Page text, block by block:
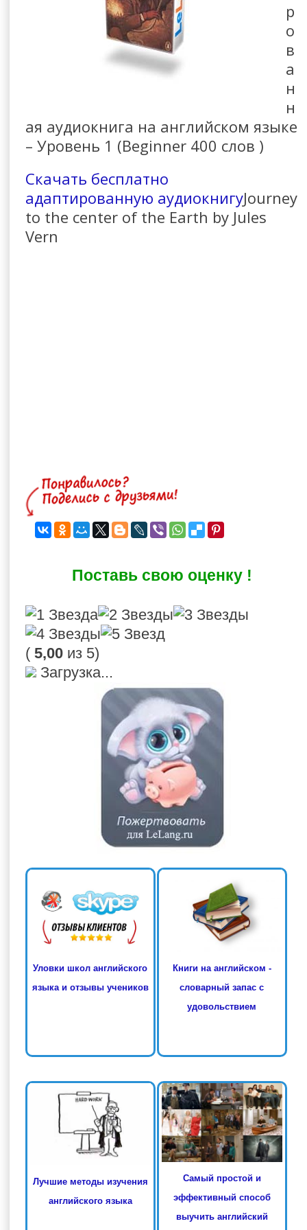
р
о
в
а
н
н
ая аудиокнига на английском языке
– Уровень 1 (Beginner 400 слов )
Скачать бесплатно
адаптированную аудиокнигуJourney
to the center of the Earth by Jules
Vern
Поставь свою оценку !
( 5,00из 5)
Загрузка...
Уловки школ английского
языка и отзывы учеников
Книги на английском -
словарный запас с
удовольствием
Лучшие методы изучения
английского языка
Самый простой и
эффективный способ
выучить английский